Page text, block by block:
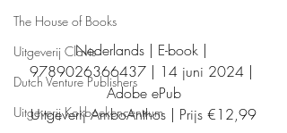
The House of Books
Uitgeverij Clavis
Dutch Venture Publishers
Uitgeverij Kokboekencentrum
Nederlands | E-book |
9789026366437 | 14 juni 2024 |
Adobe ePub
Uitgeverij AmboAnthos | Prijs €12,99